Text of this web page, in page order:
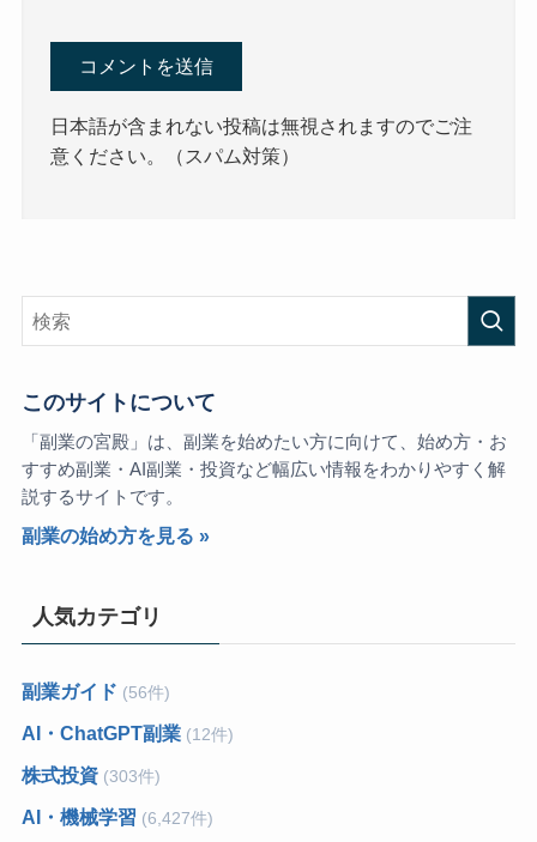
日本語が含まれない投稿は無視されますのでご注
意ください。（スパム対策）
このサイトについて
「副業の宮殿」は、副業を始めたい方に向けて、始め方・お
すすめ副業・AI副業・投資など幅広い情報をわかりやすく解
説するサイトです。
副業の始め方を見る »
人気カテゴリ
副業ガイド (56件)
AI・ChatGPT副業(12件)
株式投資(303件)
AI・機械学習 (6,427件)